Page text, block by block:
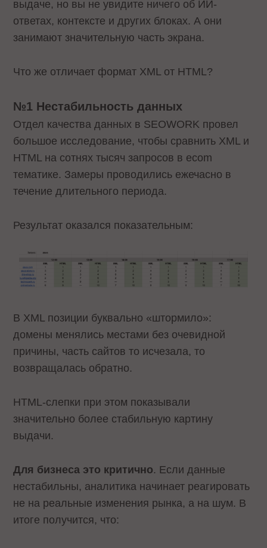
выдаче, но вы не увидите ничего об ИИ-
ответах, контексте и других блоках. А они
занимают значительную часть экрана.
Что же отличает формат XML от HTML?
№1 Нестабильность данных
Отдел качества данных в SEOWORK провел
большое исследование, чтобы сравнить XML и
HTML на сотнях тысяч запросов в ecom
тематике. Замеры проводились ежечасно в
течение длительного периода.
Результат оказался показательным:
В XML позиции буквально «штормило»:
домены менялись местами без очевидной
причины, часть сайтов то исчезала, то
возвращалась обратно.
HTML-слепки при этом показывали
значительно более стабильную картину
выдачи.
Для бизнеса это критично. Если данные
нестабильны, аналитика начинает реагировать
не на реальные изменения рынка, а на шум. В
итоге получится, что: